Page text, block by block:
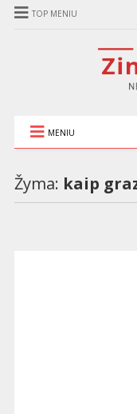
TOP MENIU
MENIU
Žyma: kaip